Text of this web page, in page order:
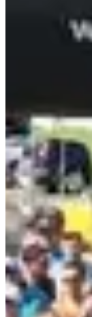
Le choix
dégonfler !
De la
de Nangy,
Focus parcours :
On a dit course
tu traverseras le
piqué des
bords de la
expérience 360°.
Et la récompense à
offert, une buvette
croise les doigts
vous sur la ligne de
2 (super) raisons